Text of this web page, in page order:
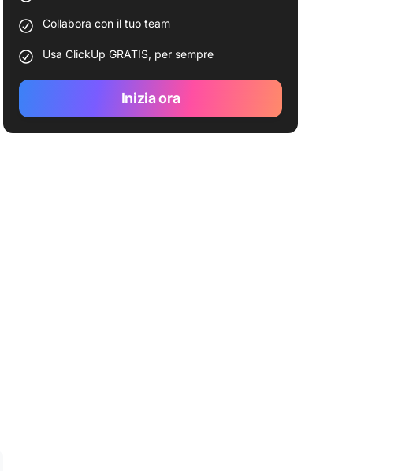
Collabora con il tuo team
Usa ClickUp GRATIS, per sempre
Inizia ora